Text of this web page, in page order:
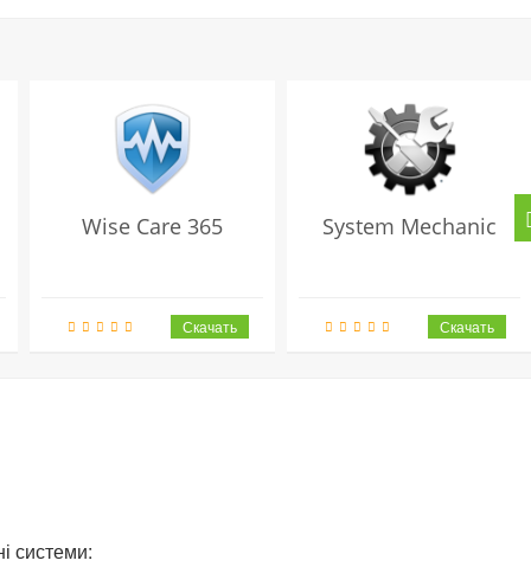
Wise Care 365 System Mechanic
системи: